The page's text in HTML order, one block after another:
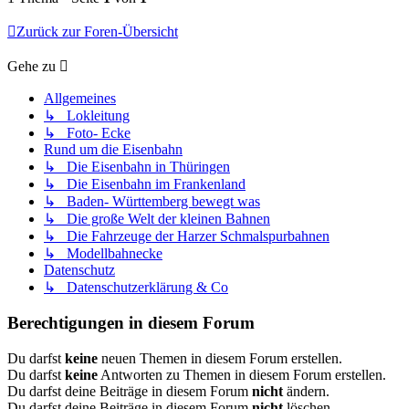
Zurück zur Foren-Übersicht
Gehe zu
Allgemeines
↳ Lokleitung
↳ Foto- Ecke
Rund um die Eisenbahn
↳ Die Eisenbahn in Thüringen
↳ Die Eisenbahn im Frankenland
↳ Baden- Württemberg bewegt was
↳ Die große Welt der kleinen Bahnen
↳ Die Fahrzeuge der Harzer Schmalspurbahnen
↳ Modellbahnecke
Datenschutz
↳ Datenschutzerklärung & Co
Berechtigungen in diesem Forum
Du darfst keine neuen Themen in diesem Forum erstellen.
Du darfst keine Antworten zu Themen in diesem Forum erstellen.
Du darfst deine Beiträge in diesem Forum nicht ändern.